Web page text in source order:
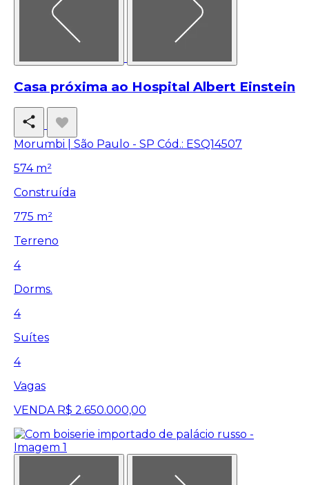
Casa próxima ao Hospital Albert Einstein
Morumbi | São Paulo - SP Cód.: ESQ14507
574 m²
Construída
775 m²
Terreno
4
Dorms.
4
Suítes
4
Vagas
VENDA R$ 2.650.000,00